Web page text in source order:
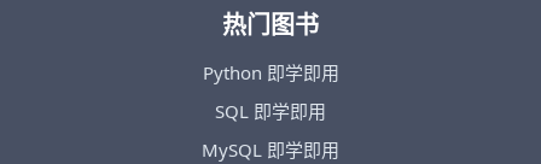
热门图书
Python 即学即用
SQL 即学即用
MySQL 即学即用